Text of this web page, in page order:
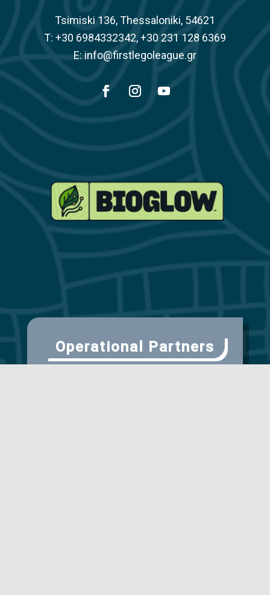
Tsimiski 136, Thessaloniki, 54621
Τ: +30 6984332342, +30 231 128 6369
E: info@firstlegoleague.gr
Operational Partners